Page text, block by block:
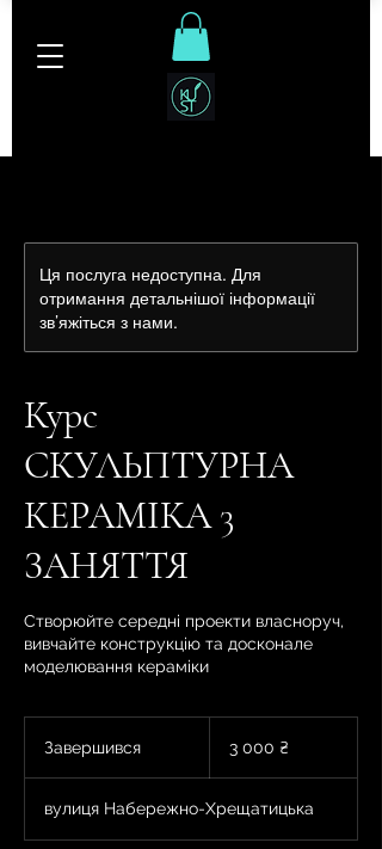
Ця послуга недоступна. Для
отримання детальнішої інформації
зв’яжіться з нами.
Курс
СКУЛЬПТУРНА
КЕРАМІКА 3
ЗАНЯТТЯ
Створюйте середні проекти власноруч,
вивчайте конструкцію та досконале
моделювання кераміки
Завершився
е
р
гривень
3 000 ₴
вулиця Набережно-Хрещатицька